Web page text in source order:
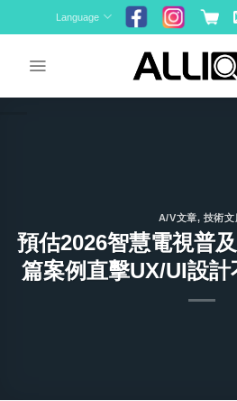
to
Language
A/V文章, 技術文
預估2026智慧電視普
篇案例直擊UX/UI設